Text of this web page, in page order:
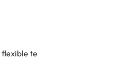
flexible te